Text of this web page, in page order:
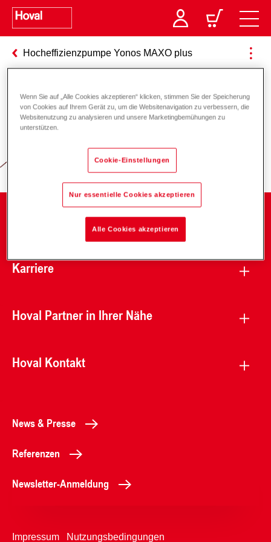
Hocheffizienzpumpe Yonos MAXO plus
Verantwortung für Energie und
Karriere
Hoval Partner in Ihrer Nähe
Hoval Kontakt
News & Presse
Referenzen
Newsletter-Anmeldung
Impressum Nutzungsbedingungen
Wenn Sie auf „Alle Cookies akzeptieren“ klicken, stimmen Sie der Speicherung
von Cookies auf Ihrem Gerät zu, um die Websitenavigation zu verbessern, die
Websitenutzung zu analysieren und unsere Marketingbemühungen zu
unterstützen.
Cookie-Einstellungen
Nur essentielle Cookies akzeptieren
Alle Cookies akzeptieren